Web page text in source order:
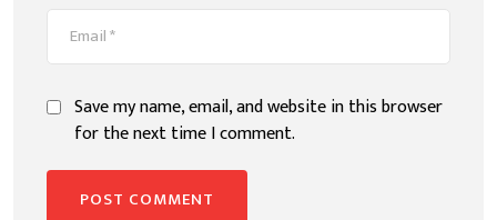
Save my name, email, and website in this browser
for the next time I comment.